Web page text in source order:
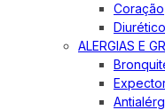
Coração
ALERGIAS E